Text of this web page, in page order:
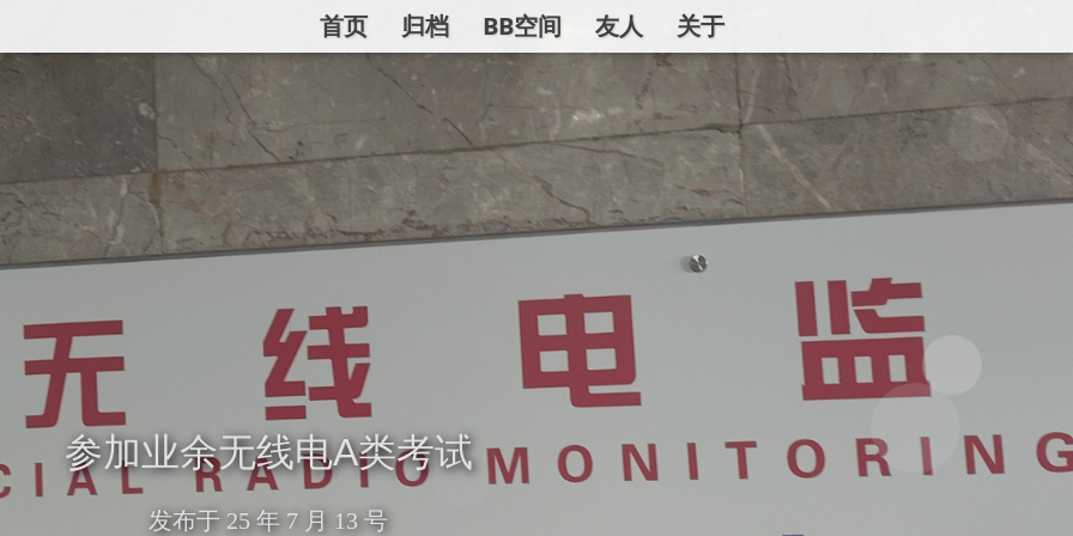
首页 归档 BB空间 友人 关于
参加业余无线电A类考试
发布于 25 年 7 月 13 号